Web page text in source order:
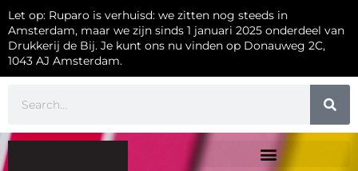
Let op: Ruparo is verhuisd: we zitten nog steeds in
Amsterdam, maar we zijn sinds 1 januari 2025 onderdeel van
Drukkerij de Bij. Je kunt ons nu vinden op Donauweg 2C,
1043 AJ Amsterdam.